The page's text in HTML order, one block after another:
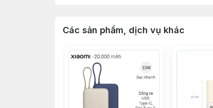
Các sản phẩm, dịch vụ khác